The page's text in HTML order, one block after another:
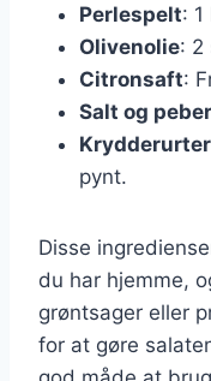
Perlespelt:
Olivenolie: 2
Citronsaft:
Salt og peber
Krydderurter
pynt.
Disse
du har hjemme,
grøntsager eller
for at gøre